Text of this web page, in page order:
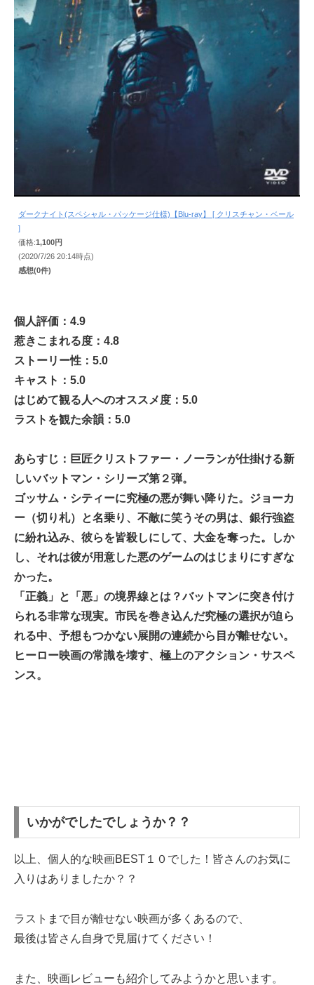
ダークナイト(スペシャル・パッケージ仕様)【Blu-ray】 [ クリスチャン・ベール
]
価格:1,100円
(2020/7/26 20:14時点)
感想(0件)
個人評価：4.9
惹きこまれる度：4.8
ストーリー性：5.0
キャスト：5.0
はじめて観る人へのオススメ度：5.0
ラストを観た余韻：5.0
あらすじ：巨匠クリストファー・ノーランが仕掛ける新
しいバットマン・シリーズ第２弾。
ゴッサム・シティーに究極の悪が舞い降りた。ジョーカ
ー（切り札）と名乗り、不敵に笑うその男は、銀行強盗
に紛れ込み、彼らを皆殺しにして、大金を奪った。しか
し、それは彼が用意した悪のゲームのはじまりにすぎな
かった。
「正義」と「悪」の境界線とは？バットマンに突き付け
られる非常な現実。市民を巻き込んだ究極の選択が迫ら
れる中、予想もつかない展開の連続から目が離せない。
ヒーロー映画の常識を壊す、極上のアクション・サスペ
ンス。
いかがでしたでしょうか？？
以上、個人的な映画BEST１０でした！皆さんのお気に
入りはありましたか？？
ラストまで目が離せない映画が多くあるので、
最後は皆さん自身で見届けてください！
また、映画レビューも紹介してみようかと思います。